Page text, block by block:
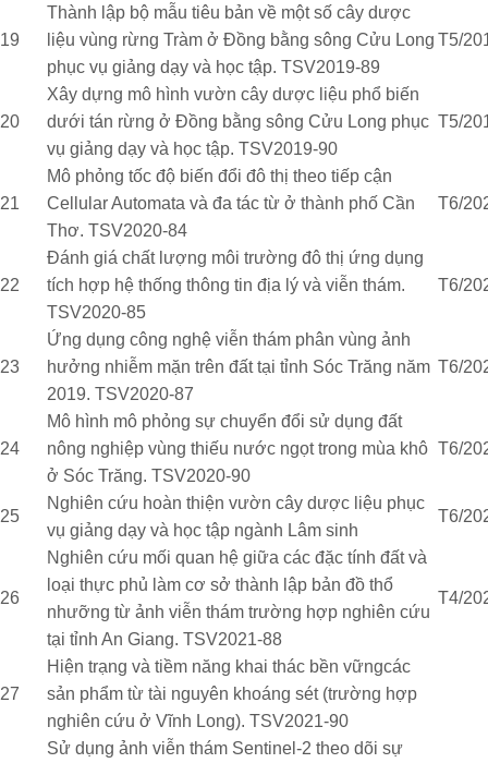
19
Thành lập bộ mẫu tiêu bản về một số cây dược
liệu vùng rừng Tràm ở Đồng bằng sông Cửu Long
phục vụ giảng dạy và học tập. TSV2019-89
T5/
20
Xây dựng mô hình vườn cây dược liệu phổ biến
dưới tán rừng ở Đồng bằng sông Cửu Long phục
vụ giảng dạy và học tập. TSV2019-90
T5/
21
Mô phỏng tốc độ biến đổi đô thị theo tiếp cận
Cellular Automata và đa tác từ ở thành phố Cần
Thơ. TSV2020-84
T6/
22
Đánh giá chất lượng môi trường đô thị ứng dụng
tích hợp hệ thống thông tin địa lý và viễn thám.
TSV2020-85
T6/
23
Ứng dụng công nghệ viễn thám phân vùng ảnh
hưởng nhiễm mặn trên đất tại tỉnh Sóc Trăng năm
2019. TSV2020-87
T6/
24
Mô hình mô phỏng sự chuyển đổi sử dụng đất
nông nghiệp vùng thiếu nước ngọt trong mùa khô
ở Sóc Trăng. TSV2020-90
T6/
25
Nghiên cứu hoàn thiện vườn cây dược liệu phục
vụ giảng dạy và học tập ngành Lâm sinh
T6/
26
Nghiên cứu mối quan hệ giữa các đặc tính đất và
loại thực phủ làm cơ sở thành lập bản đồ thổ
nhưỡng từ ảnh viễn thám trường hợp nghiên cứu
tại tỉnh An Giang. TSV2021-88
T4/
27
Hiện trạng và tiềm năng khai thác bền vữngcác
sản phẩm từ tài nguyên khoáng sét (trường hợp
nghiên cứu ở Vĩnh Long). TSV2021-90
Sử dụng ảnh viễn thám Sentinel-2 theo dõi sự